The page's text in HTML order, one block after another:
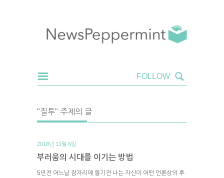
"질투" 주제의 글
2018년 11월 6일.
부러움의 시대를 이기는 방법
5년전 어느날 잠자리에 들기전 나는 자신이 어떤 언론상의 후